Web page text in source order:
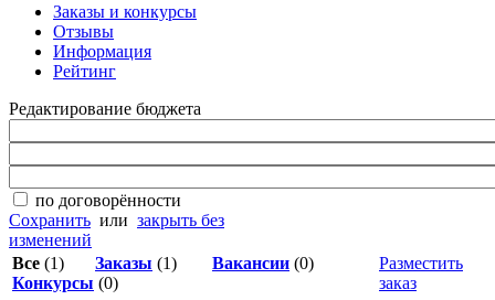
Заказы и конкурсы
Отзывы
Информация
Рейтинг
Редактирование бюджета
по договорённости
Сохранить или закрыть без
изменений
Все (1) Заказы (1) Вакансии (0)
Конкурсы (0)
Разместить
заказ